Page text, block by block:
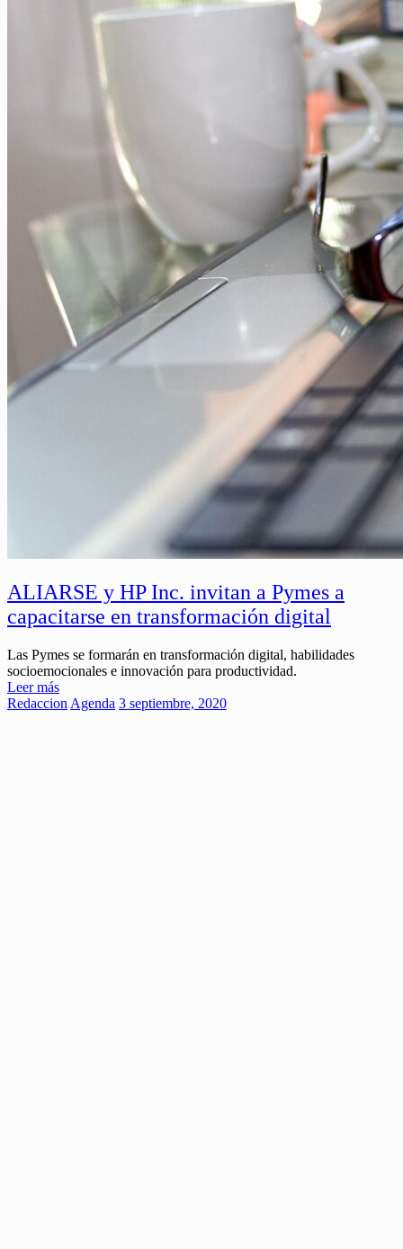
ALIARSE y HP Inc. invitan a Pymes a
capacitarse en transformación digital
Las Pymes se formarán en transformación digital, habilidades
socioemocionales e innovación para productividad.
Leer más
Redaccion Agenda 3 septiembre, 2020